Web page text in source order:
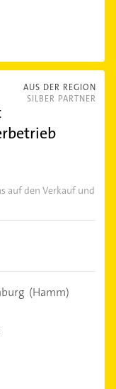
AUS DER REGION
SILBER PARTNER
auf den Verkauf und
(Hamm)